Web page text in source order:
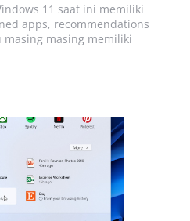
11 saat ini memiliki
apps, recommendations
masing memiliki